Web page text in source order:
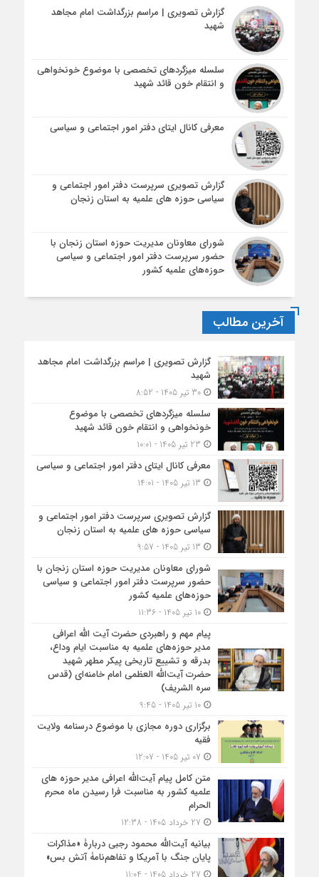
گزارش تصویری | مراسم بزرگداشت امام مجاهد
شهید
سلسله میزگردهای تخصصی با موضوع خونخواهی
و انتقام خون قائد شهید
معرفی کانال ایتای دفتر امور اجتماعی و سیاسی
گزارش تصویری سرپرست دفتر امور اجتماعی و
سیاسی حوزه های علمیه به استان زنجان
شورای معاونان مدیریت حوزه استان زنجان با
حضور سرپرست دفتر امور اجتماعی و سیاسی
حوزه‌های علمیه کشور
آخرین مطالب
گزارش تصویری | مراسم بزرگداشت امام مجاهد
شهید
30 تیر 1405 - 8:52
سلسله میزگردهای تخصصی با موضوع
خونخواهی و انتقام خون قائد شهید
معرفی کانال ایتای دفتر امور اجتماعی و سیاسی
گزارش تصویری سرپرست دفتر امور اجتماعی و
سیاسی حوزه های علمیه به استان زنجان
شورای معاونان مدیریت حوزه استان زنجان با
حضور سرپرست دفتر امور اجتماعی و سیاسی
حوزه‌های علمیه کشور
10 تیر 1405 - 11:36
پیام مهم و راهبردی حضرت آیت الله اعرافی
مدیر حوزه‌های علمیه به مناسبت ایام وداع،
بدرقه و تشییع تاریخی پیکر مطهر شهید
حضرت آیت‌الله العظمی امام خامنه‌ای (قدس
سره الشریف)
10 تیر 1405 - 9:45
برگزاری دوره مجازی با موضوع درسنامه ولایت
فقیه
متن کامل پیام آیت‌الله اعرافی مدیر حوزه های
علمیه کشور به مناسبت فرا رسیدن ماه محرم
الحرام
بیانیه آیت‌الله محمود رجبی دربارۀ «مذاکرات
پایان جنگ با آمریکا و تفاهم‌نامۀ آتش بس»